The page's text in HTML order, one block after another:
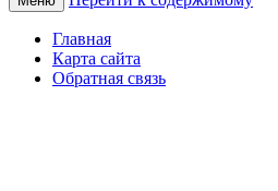
Главная
Карта сайта
Обратная связь